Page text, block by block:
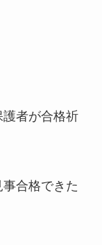
者が合格祈
合格できた